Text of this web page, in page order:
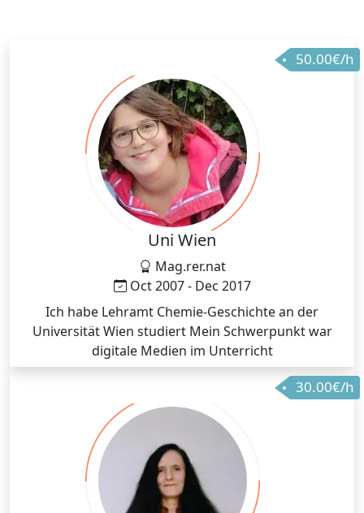
50.00€/h
Uni Wien
Mag.rer.nat
Oct 2007 - Dec 2017
Ich habe Lehramt Chemie-Geschichte an der
Universität Wien studiert Mein Schwerpunkt war
digitale Medien im Unterricht
30.00€/h